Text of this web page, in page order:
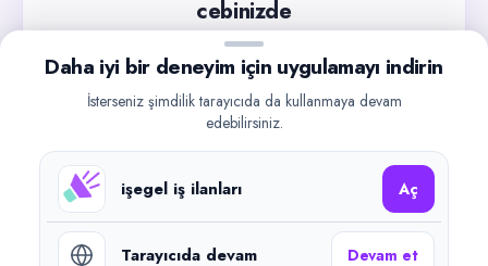
cebinizde
Güncel iş ilanlarını takip edin, işverenlerle hızlıca
iletişime geçin.
Google Play
©2026işegel.net. Tüm hakları saklıdır.
Daha iyi bir deneyim için uygulamayı indirin
İsterseniz şimdilik tarayıcıda da kullanmaya devam
edebilirsiniz.
işegel iş ilanları Aç
Tarayıcıda devam Devam et